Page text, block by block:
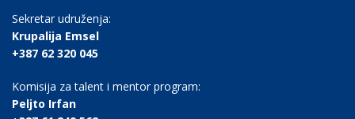
Sekretar udruženja:
Krupalija Emsel
+387 62 320 045
Komisija za talent i mentor program:
Peljto Irfan